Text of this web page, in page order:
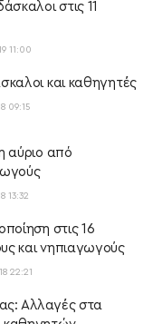
στις 11
11:00
και καθηγητές
09:15
αύριο από
13:32
στις 16
και νηπιαγωγούς
22:21
Αλλαγές στα